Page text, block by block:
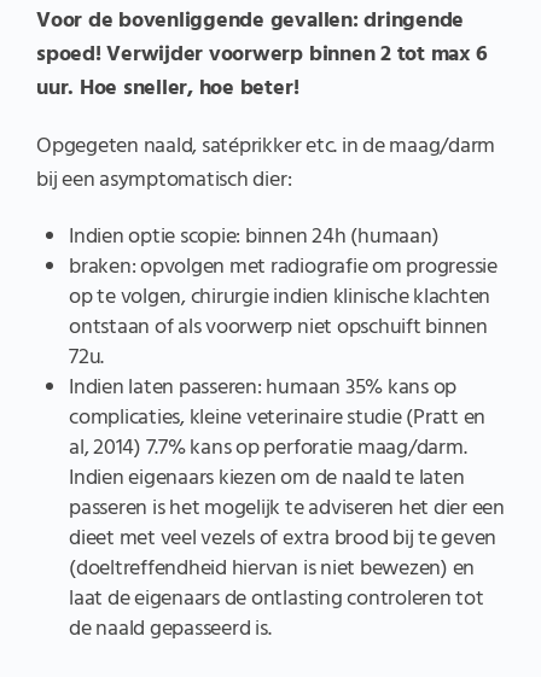
Voor de bovenliggende gevallen: dringende
spoed! Verwijder voorwerp binnen 2 tot max 6
uur. Hoe sneller, hoe beter!
Opgegeten naald, satéprikker etc. in de maag/darm
bij een asymptomatisch dier:
Indien optie scopie: binnen 24h (humaan)
braken: opvolgen met radiografie om progressie
op te volgen, chirurgie indien klinische klachten
ontstaan of als voorwerp niet opschuift binnen
72u.
Indien laten passeren: humaan 35% kans op
complicaties, kleine veterinaire studie (Pratt en
al, 2014) 7.7% kans op perforatie maag/darm.
Indien eigenaars kiezen om de naald te laten
passeren is het mogelijk te adviseren het dier een
dieet met veel vezels of extra brood bij te geven
(doeltreffendheid hiervan is niet bewezen) en
laat de eigenaars de ontlasting controleren tot
de naald gepasseerd is.